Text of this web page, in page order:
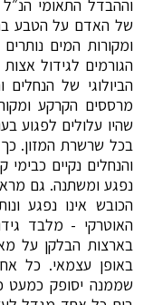
וההבדל התאומי
של האדם על הטבע
ומקורות המים
הגורמים לגידול
הביולוגי של
מרססים הקרקע
שהיו עלולים לפגוע
בכל שרשרת המזון.
והנחלים נקיים
נפגע ומשתנה. גם
הכובש אינו נפגע
האוטרקי - מלבד
בארצות הבלקן על
באופן עצמאי. כל
שממנה יסופק